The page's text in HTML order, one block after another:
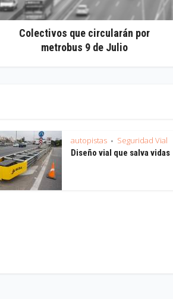
Colectivos que circularán por
metrobus 9 de Julio
autopistas • Seguridad Vial
Diseño vial que salva vidas